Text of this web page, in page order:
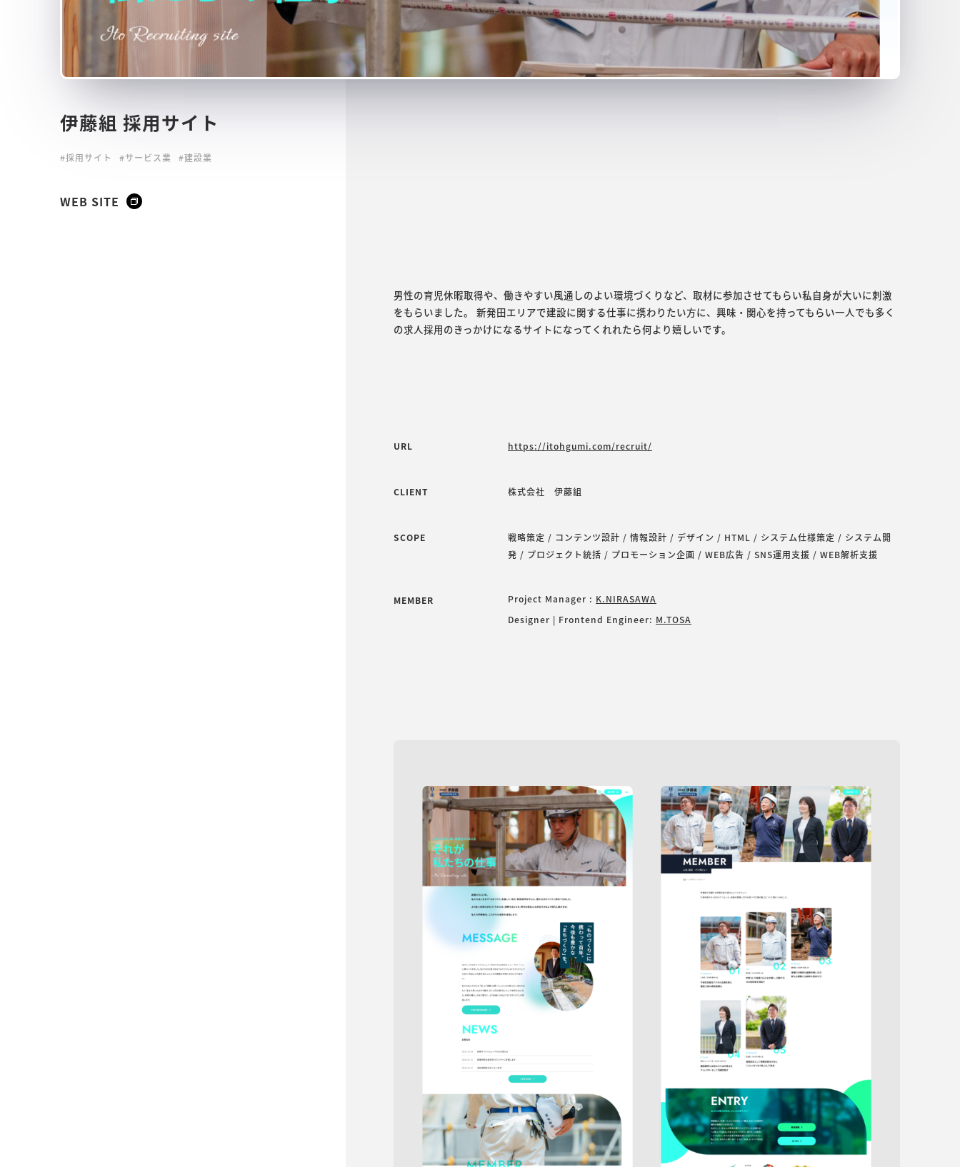
伊藤組 採用サイト
#採用サイト #サービス業 #建設業
WEB SITE
男性の育児休暇取得や、働きやすい風通しのよい環境づくりなど、取材に参加させてもらい私自身が大いに刺激
をもらいました。 新発田エリアで建設に関する仕事に携わりたい方に、興味・関心を持ってもらい一人でも多く
の求人採用のきっかけになるサイトになってくれれたら何より嬉しいです。
URL https://itohgumi.com/recruit/
CLIENT 株式会社 伊藤組
SCOPE
戦略策定 / コンテンツ設計 / 情報設計 / デザイン / HTML / システム仕様策定 / システム開
発 / プロジェクト統括 / プロモーション企画 / WEB広告 / SNS運用支援 / WEB解析支援
MEMBER Project Manager : K.NIRASAWA
Designer | Frontend Engineer: M.TOSA